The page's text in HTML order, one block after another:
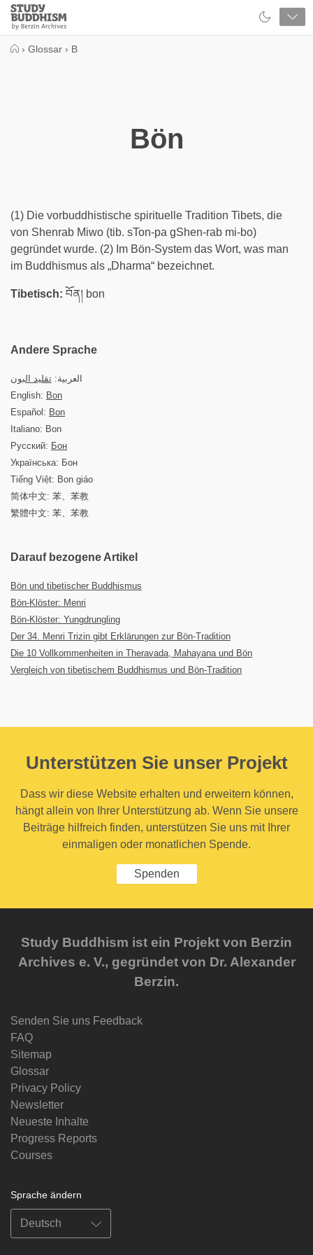
Close
Study
Buddhism
› Glossar › B
Bön
(1) Die vorbuddhistische spirituelle Tradition Tibets, die
von Shenrab Miwo (tib. sTon-pa gShen-rab mi-bo)
gegründet wurde. (2) Im Bön-System das Wort, was man
im Buddhismus als „Dharma“ bezeichnet.
Tibetisch: བོན། bon
Andere Sprache
العربية: تقليد البون
English: Bon
Español: Bon
Italiano: Bon
Русский: Бон
Українська: Бон
Tiếng Việt: Bon giáo
简体中文: 苯、苯教
繁體中文: 苯、苯教
Darauf bezogene Artikel
Bön und tibetischer Buddhismus
Bön-Klöster: Menri
Bön-Klöster: Yungdrungling
Der 34. Menri Trizin gibt Erklärungen zur Bön-Tradition
Die 10 Vollkommenheiten in Theravada, Mahayana und Bön
Vergleich von tibetischem Buddhismus und Bön-Tradition
Unterstützen Sie unser Projekt
Dass wir diese Website erhalten und erweitern können,
hängt allein von Ihrer Unterstützung ab. Wenn Sie unsere
Beiträge hilfreich finden, unterstützen Sie uns mit Ihrer
einmaligen oder monatlichen Spende.
Spenden
Study Buddhism ist ein Projekt von Berzin
Archives e. V., gegründet von Dr. Alexander
Berzin.
Senden Sie uns Feedback
FAQ
Sitemap
Glossar
Privacy Policy
Newsletter
Neueste Inhalte
Progress Reports
Courses
Sprache ändern